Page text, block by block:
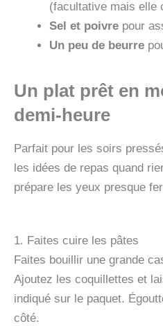
(facultative mais elle
Sel et poivre pour
Un peu de beurre
Un plat prêt en
demi-heure
Parfait pour les soirs
les idées de repas quand
prépare les yeux presque
1. Faites cuire les pâtes
Faites bouillir une grande
Ajoutez les coquillettes et
indiqué sur le paquet.
côté.